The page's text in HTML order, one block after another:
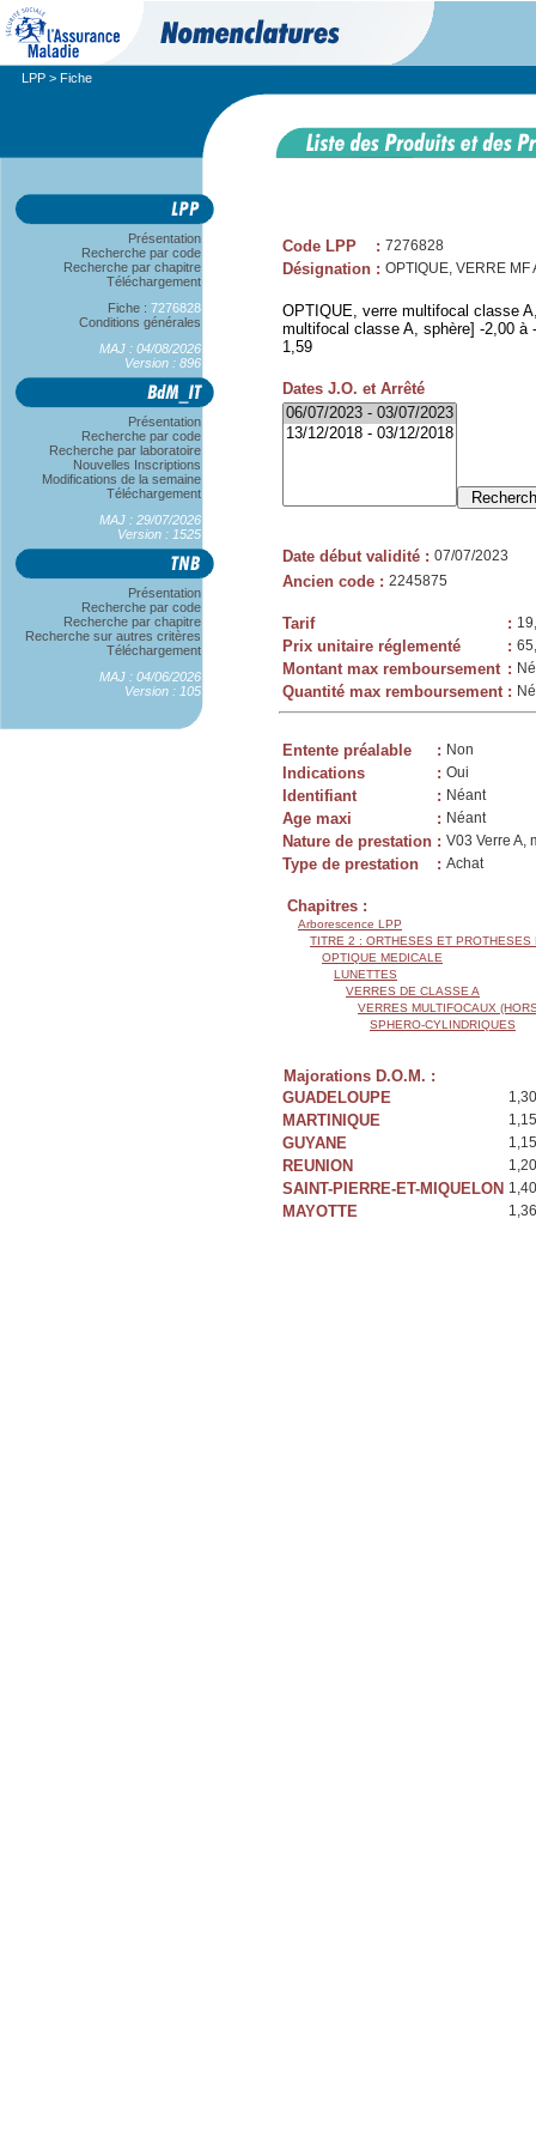
LPP > Fiche
Présentation
Recherche par code
Recherche par chapitre
Téléchargement
Fiche : 7276828
Conditions générales
MAJ : 04/08/2026
Version : 896
Présentation
Recherche par code
Recherche par laboratoire
Nouvelles Inscriptions
Modifications de la semaine
Téléchargement
MAJ : 29/07/2026
Version : 1525
Présentation
Recherche par code
Recherche par chapitre
Recherche sur autres critères
Téléchargement
MAJ : 04/06/2026
Version : 105
Code LPP : 7276828
Désignation : OPTIQUE, VERRE MF
OPTIQUE, verre multifocal classe
multifocal classe A, sphère] -2,00
1,59
Dates J.O. et Arrêté
Date début validité : 07/07/2023
Ancien code : 2245875
Tarif :
Prix unitaire réglementé :
Montant max remboursement :
Quantité max remboursement :
Entente préalable : Non
Indications : Oui
Identifiant : Néant
Age maxi : Néant
Nature de prestation : V03 Verre A,
Type de prestation : Achat
Chapitres :
Arborescence LPP
TITRE 2 : ORTHESES ET PROTHESES
OPTIQUE MEDICALE
LUNETTES
VERRES DE CLASSE A
VERRES MULTIFOCAUX
SPHERO-CYLINDRIQUES
Majorations D.O.M. :
GUADELOUPE
MARTINIQUE
GUYANE
REUNION
SAINT-PIERRE-ET-MIQUELON
MAYOTTE